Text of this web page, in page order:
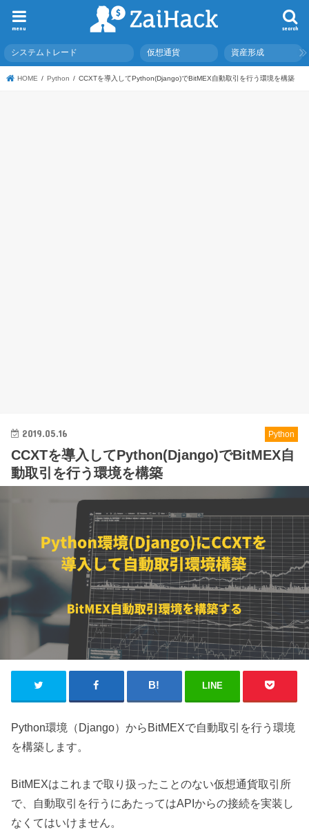
search
menu
システムトレード 仮想通貨 資産形成
HOME Python CCXTを導入してPython(Django)でBitMEX自動取引を行う環境を構築
Python
2019.05.16
CCXTを導入してPython(Django)でBitMEX自
動取引を行う環境を構築
LINE
Python環境（Django）からBitMEXで自動取引を行う環境
を構築します。
BitMEXはこれまで取り扱ったことのない仮想通貨取引所
で、自動取引を行うにあたってはAPIからの接続を実装し
なくてはいけません。